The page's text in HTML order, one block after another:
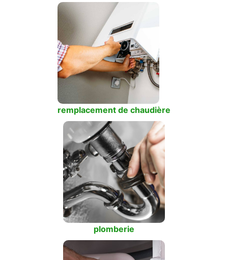
remplacement de chaudière
plomberie